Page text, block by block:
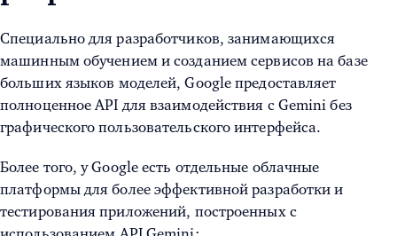
Специально для разработчиков, занимающихся
машинным обучением и созданием сервисов на базе
больших языков моделей, Google предоставляет
полноценное API для взаимодействия с Gemini без
графического пользовательского интерфейса.
Более того, у Google есть отдельные облачные
платформы для более эффективной разработки и
тестирования приложений, построенных с